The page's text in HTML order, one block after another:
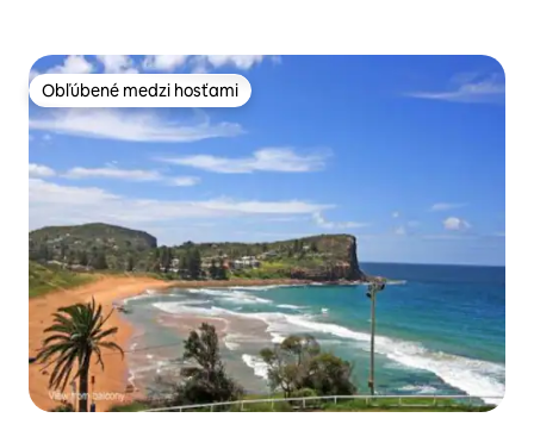
Obľúbené medzi hosťami
Obľúbené medzi hosťami